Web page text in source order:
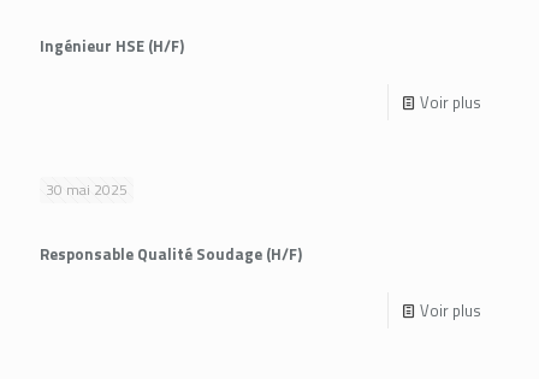
Ingénieur HSE (H/F)
Voir plus
30 mai 2025
Responsable Qualité Soudage (H/F)
Voir plus